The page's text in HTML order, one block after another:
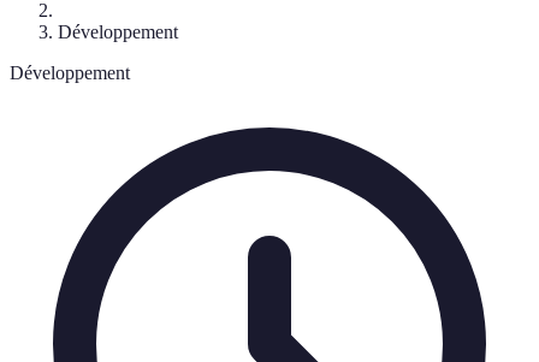
Développement
Développement